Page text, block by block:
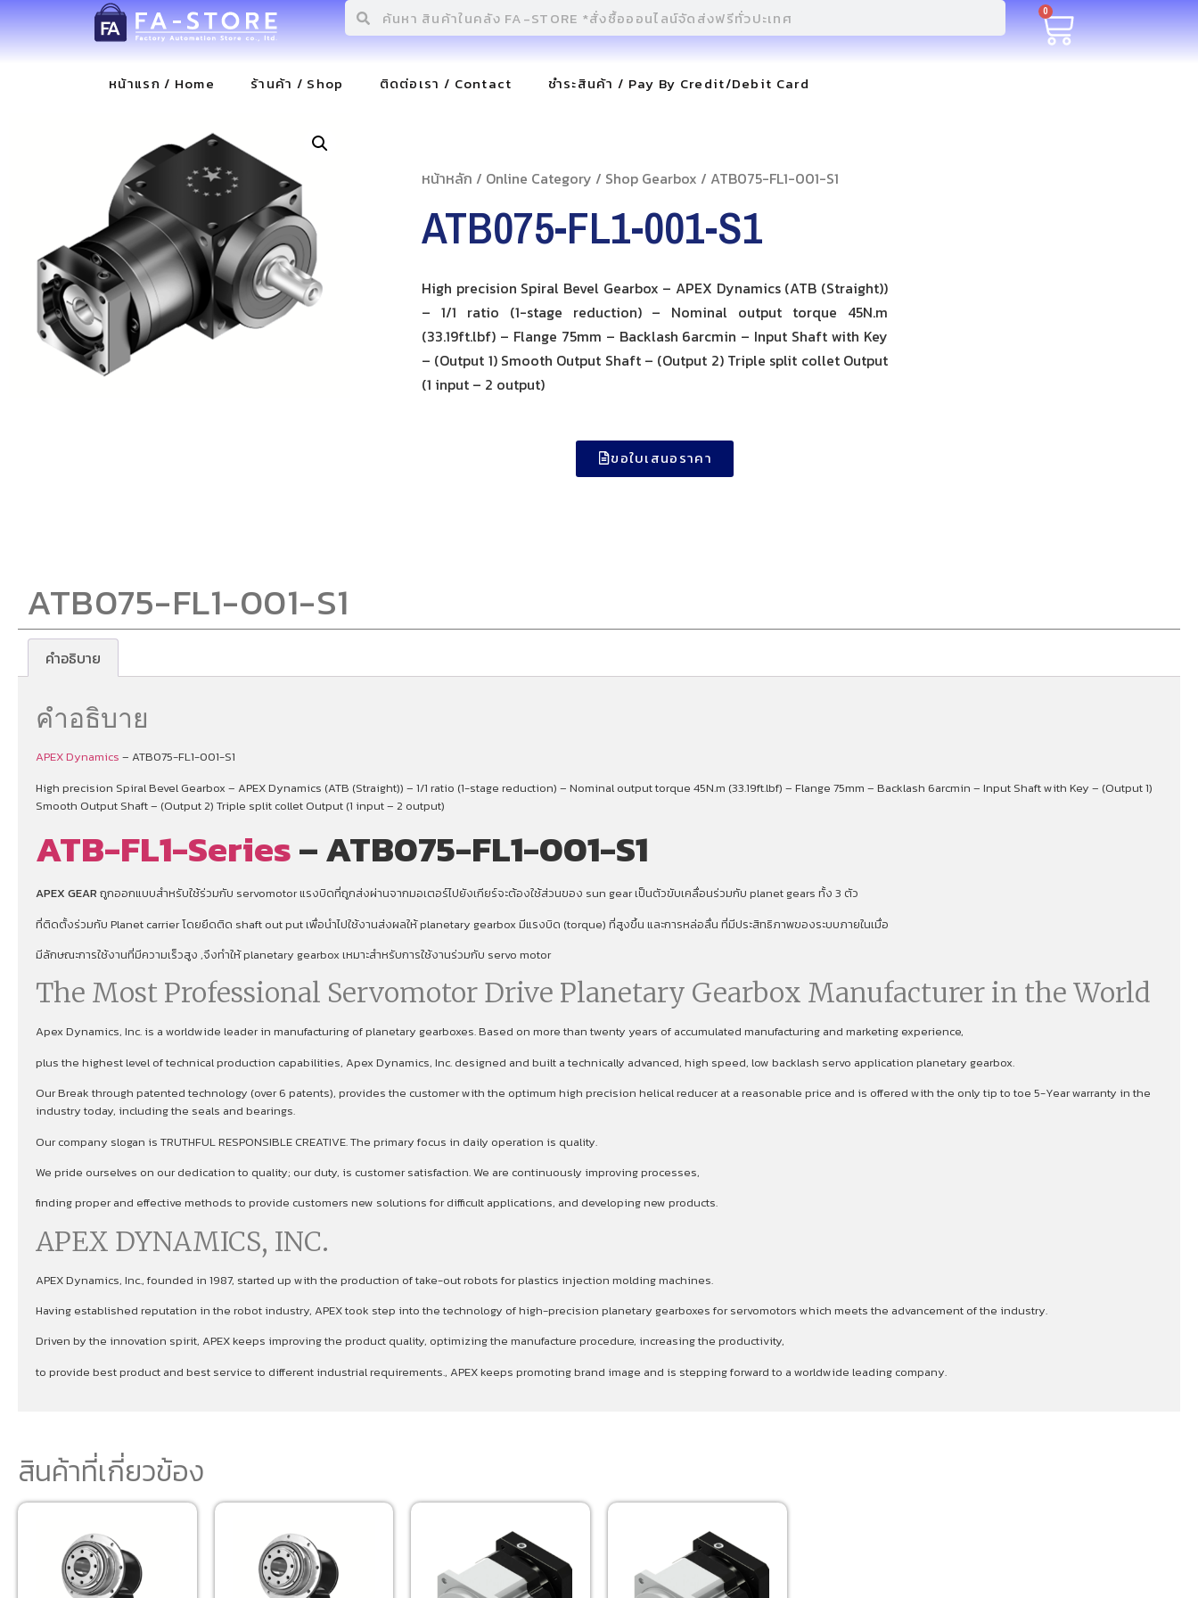
0
หน้าแรก / Home ร้านค้า / Shop ติดต่อเรา / Contact ชำระสินค้า / Pay By Credit/Debit Card
หน้าหลัก / Online Category / Shop Gearbox / ATB075-FL1-001-S1
ATB075-FL1-001-S1
High precision Spiral Bevel Gearbox – APEX Dynamics (ATB (Straight))
– 1/1 ratio (1-stage reduction) – Nominal output torque 45N.m
(33.19ft.lbf) – Flange 75mm – Backlash 6arcmin – Input Shaft with Key
– (Output 1) Smooth Output Shaft – (Output 2) Triple split collet Output
(1 input – 2 output)
ขอใบเสนอราคา
ATB075-FL1-001-S1
คำอธิบาย
คำอธิบาย
APEX Dynamics – ATB075-FL1-001-S1
High precision Spiral Bevel Gearbox – APEX Dynamics (ATB (Straight)) – 1/1 ratio (1-stage reduction) – Nominal output torque 45N.m (33.19ft.lbf) – Flange 75mm – Backlash 6arcmin – Input Shaft with Key – (Output 1)
Smooth Output Shaft – (Output 2) Triple split collet Output (1 input – 2 output)
ATB-FL1-Series– ATB075-FL1-001-S1
APEX GEAR ถูกออกแบบสำหรับใช้ร่วมกับ servomotor แรงบิดที่ถูกส่งผ่านจากมอเตอร์ไปยังเกียร์จะต้องใช้ส่วนของ sun gear เป็นตัวขับเคลื่อนร่วมกับ planet gears ทั้ง 3 ตัว
ที่ติดตั้งร่วมกับ Planet carrier โดยยึดติด shaft out put เพื่อนําไปใช้งานส่งผลให้ planetary gearbox มีแรงบิด (torque) ที่สูงขึ้น และการหล่อลื่น ที่มีประสิทธิภาพของระบบภายในเมื่อ
มีลักษณะการใช้งานที่มีความเร็วสูง ,จึงทําให้ planetary gearbox เหมาะสำหรับการใช้งานร่วมกับ servo motor
The Most Professional Servomotor Drive Planetary Gearbox Manufacturer in the World
Apex Dynamics, Inc. is a worldwide leader in manufacturing of planetary gearboxes. Based on more than twenty years of accumulated manufacturing and marketing experience,
plus the highest level of technical production capabilities, Apex Dynamics, Inc. designed and built a technically advanced, high speed, low backlash servo application planetary gearbox.
Our Break through patented technology (over 6 patents), provides the customer with the optimum high precision helical reducer at a reasonable price and is offered with the only tip to toe 5-Year warranty in the
industry today, including the seals and bearings.
Our company slogan is TRUTHFUL RESPONSIBLE CREATIVE. The primary focus in daily operation is quality.
We pride ourselves on our dedication to quality; our duty, is customer satisfaction. We are continuously improving processes,
finding proper and effective methods to provide customers new solutions for difficult applications, and developing new products.
APEX DYNAMICS, INC.
APEX Dynamics, Inc., founded in 1987, started up with the production of take-out robots for plastics injection molding machines.
Having established reputation in the robot industry, APEX took step into the technology of high-precision planetary gearboxes for servomotors which meets the advancement of the industry.
Driven by the innovation spirit, APEX keeps improving the product quality, optimizing the manufacture procedure, increasing the productivity,
to provide best product and best service to different industrial requirements., APEX keeps promoting brand image and is stepping forward to a worldwide leading company.
สินค้าที่เกี่ยวข้อง